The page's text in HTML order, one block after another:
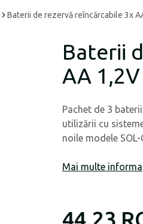
Baterii de rezervă reîncărcabile 3x
Baterii
AA
Pachet de 3
utilizării cu
noile modele SOL-
Mai multe
44,23